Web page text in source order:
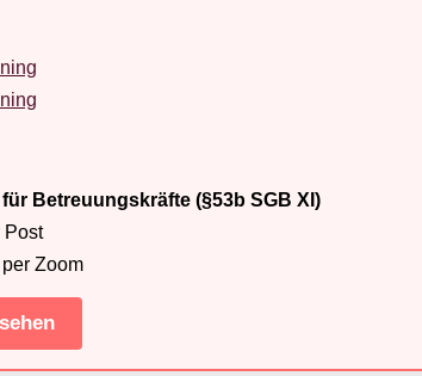
Betreuungskräfte (§53b SGB XI)
Post
Zoom